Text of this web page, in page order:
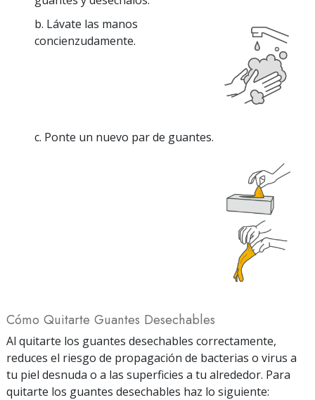
b. Lávate las manos
concienzudamente.
c. Ponte un nuevo par de guantes.
Cómo Quitarte Guantes Desechables
Al quitarte los guantes desechables correctamente,
reduces el riesgo de propagación de bacterias o virus a
tu piel desnuda o a las superficies a tu alrededor. Para
quitarte los guantes desechables haz lo siguiente: